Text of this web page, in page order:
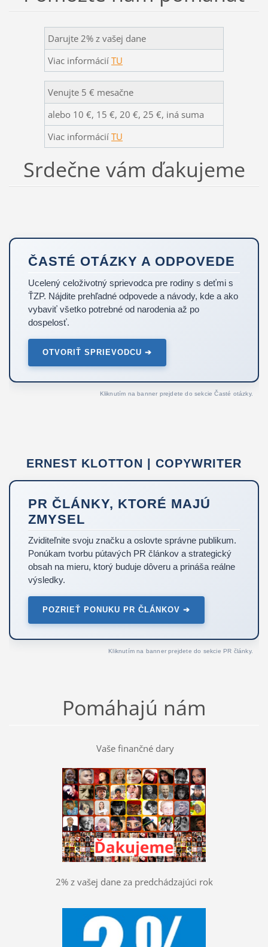
Darujte 2% z vašej dane
Viac informácií TU
Venujte 5 € mesačne
alebo 10 €, 15 €, 20 €, 25 €, iná suma
Viac informácií TU
Srdečne vám ďakujeme
ČASTÉ OTÁZKY A ODPOVEDE
Ucelený celoživotný sprievodca pre rodiny s deťmi s
ŤZP. Nájdite prehľadné odpovede a návody, kde a ako
vybaviť všetko potrebné od narodenia až po
dospelosť.
OTVORIŤ SPRIEVODCU ➔
Kliknutím na banner prejdete do sekcie Časté otázky.
ERNEST KLOTTON | COPYWRITER
PR ČLÁNKY, KTORÉ MAJÚ
ZMYSEL
Zviditeľnite svoju značku a oslovte správne publikum.
Ponúkam tvorbu pútavých PR článkov a strategický
obsah na mieru, ktorý buduje dôveru a prináša reálne
výsledky.
POZRIEŤ PONUKU PR ČLÁNKOV ➔
Kliknutím na banner prejdete do sekcie PR články.
Pomáhajú nám
Vaše finančné dary
2% z vašej dane za predchádzajúci rok